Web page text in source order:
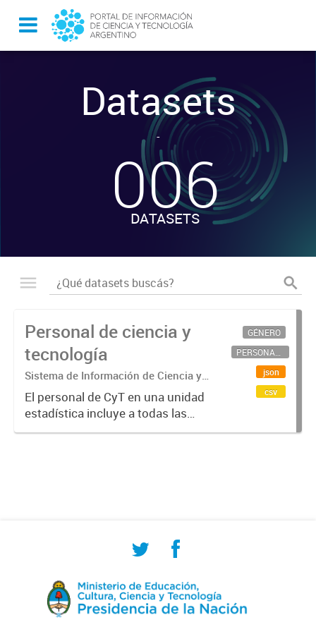
Datasets
-
006
DATASETS
Personal de ciencia y
tecnología
Sistema de Información de Ciencia y
Tecnología Argentino (SICYTAR)
El personal de CyT en una unidad
estadística incluye a todas las
personas involucradas
GÉNERO
PERSONAL CIENTÍFICO-TECNOLÓGICO
json
csv